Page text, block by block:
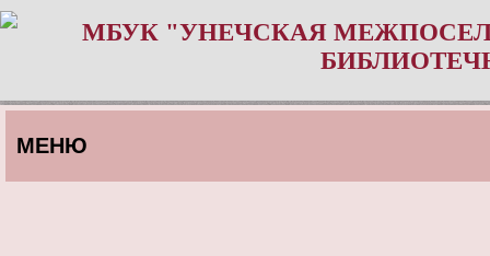
МБУК "УНЕЧСКАЯ
МЕНЮ